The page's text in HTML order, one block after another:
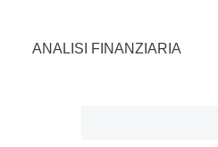
ANALISI FINANZIARIA